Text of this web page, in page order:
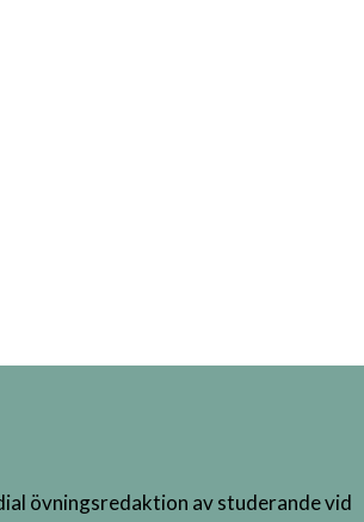
övningsredaktion av studerande vid